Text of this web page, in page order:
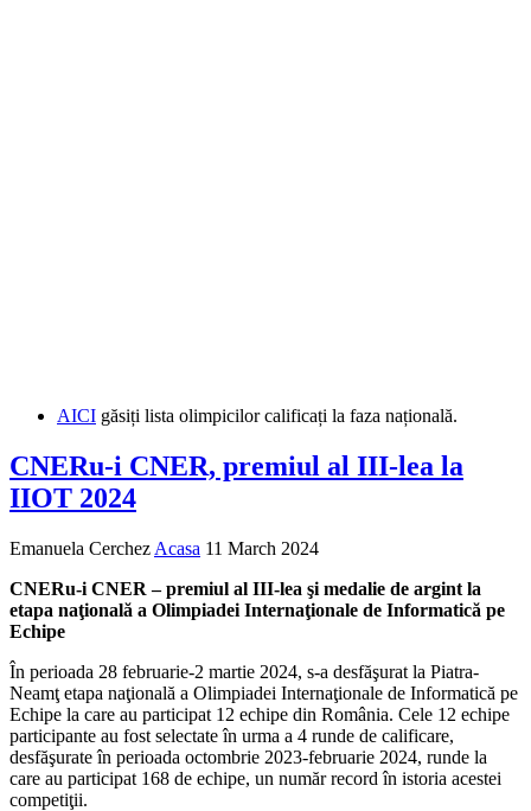
AICI găsiți lista olimpicilor calificați la faza națională.
CNERu-i CNER, premiul al III-lea la
IIOT 2024
Emanuela Cerchez Acasa 11 March 2024
CNERu-i CNER – premiul al III-lea şi medalie de argint la
etapa naţională a Olimpiadei Internaţionale de Informatică pe
Echipe
În perioada 28 februarie-2 martie 2024, s-a desfăşurat la Piatra-
Neamţ etapa naţională a Olimpiadei Internaţionale de Informatică pe
Echipe la care au participat 12 echipe din România. Cele 12 echipe
participante au fost selectate în urma a 4 runde de calificare,
desfăşurate în perioada octombrie 2023-februarie 2024, runde la
care au participat 168 de echipe, un număr record în istoria acestei
competiţii.